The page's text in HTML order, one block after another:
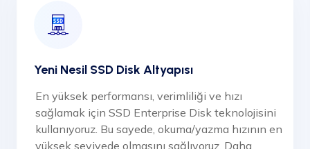
Yeni Nesil SSD Disk Altyapısı
En yüksek performansı, verimliliği ve hızı
sağlamak için SSD Enterprise Disk teknolojisini
kullanıyoruz. Bu sayede, okuma/yazma hızının en
yüksek seviyede olmasını sağlıyoruz. Daha